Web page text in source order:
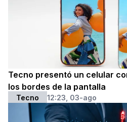
Tecno presentó un celular
los bordes de la pantalla
Tecno 12:23, 03-ago